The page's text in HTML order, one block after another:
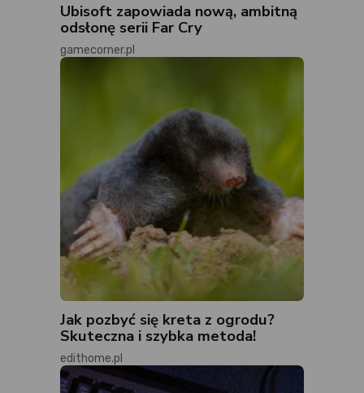
Ubisoft zapowiada nową, ambitną
odsłonę serii Far Cry
gamecorner.pl
Jak pozbyć się kreta z ogrodu?
Skuteczna i szybka metoda!
edithome.pl